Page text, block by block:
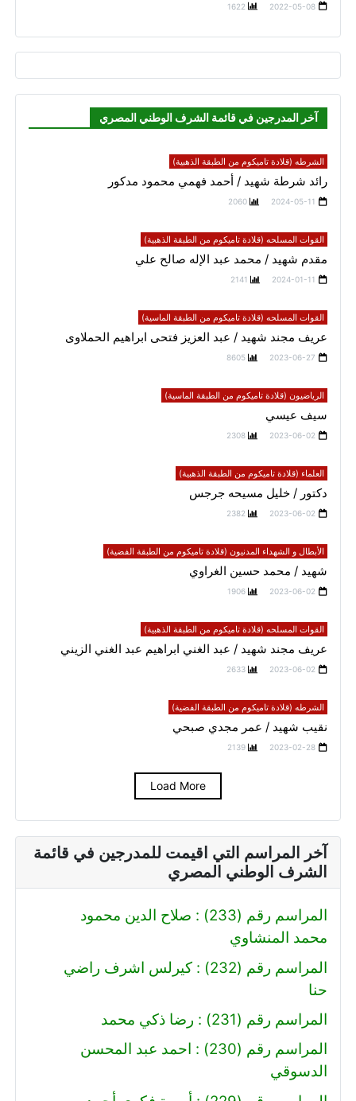
2022-05-08
1622
آخر المدرجين في قائمة الشرف الوطني المصري
الشرطه (قلادة تاميكوم من الطبقة الذهبية)
رائد شرطة شهيد / أحمد فهمي محمود مدكور
2024-05-11
2060
القوات المسلحه (قلادة تاميكوم من الطبقة الذهبية)
مقدم شهيد / محمد عبد الإله صالح علي
2024-01-11
2141
القوات المسلحه (قلادة تاميكوم من الطبقة الماسية)
عريف مجند شهيد / عبد العزيز فتحى ابراهيم الحملاوى
2023-06-27
8605
الرياضيون (قلادة تاميكوم من الطبقة الماسية)
سيف عيسي
2023-06-02
2308
العلماء (قلادة تاميكوم من الطبقة الذهبية)
دكتور / خليل مسيحه جرجس
2023-06-02
2382
الأبطال و الشهداء المدنيون (قلادة تاميكوم من الطبقة الفضية)
شهيد / محمد حسين الغراوي
2023-06-02
1906
القوات المسلحه (قلادة تاميكوم من الطبقة الذهبية)
عريف مجند شهيد / عبد الغني ابراهيم عبد الغني الزيني
2023-06-02
2633
الشرطه (قلادة تاميكوم من الطبقة الفضية)
نقيب شهيد / عمر مجدي صبحي
2023-02-28
2139
Load More
آخر المراسم التي اقيمت للمدرجين في قائمة
الشرف الوطني المصري
المراسم رقم (233) : صلاح الدين محمود
محمد المنشاوي
المراسم رقم (232) : كيرلس اشرف راضي
حنا
المراسم رقم (231) : رضا ذكي محمد
المراسم رقم (230) : احمد عبد المحسن
الدسوقي